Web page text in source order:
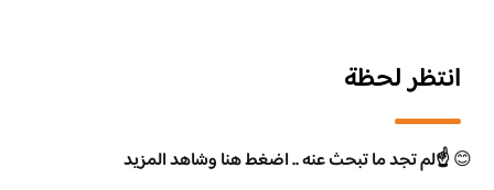
انتظر لحظة
😊☝️لم تجد ما تبحث عنه .. اضغط هنا وشاهد المزيد